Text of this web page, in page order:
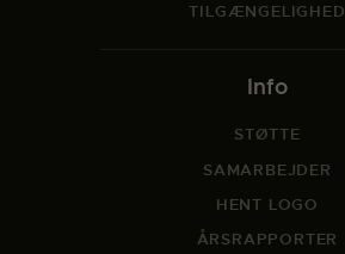
TILGÆNGELIGHED
Info
STØTTE
SAMARBEJDER
HENT LOGO
ÅRSRAPPORTER